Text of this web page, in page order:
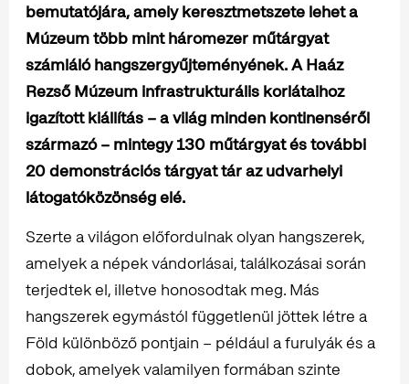
bemutatójára, amely keresztmetszete lehet a
Múzeum több mint háromezer műtárgyat
számláló hangszergyűjteményének. A Haáz
Rezső Múzeum infrastrukturális korlátaihoz
igazított kiállítás – a világ minden kontinenséről
származó – mintegy 130 műtárgyat és további
20 demonstrációs tárgyat tár az udvarhelyi
látogatóközönség elé.
Szerte a világon előfordulnak olyan hangszerek,
amelyek a népek vándorlásai, találkozásai során
terjedtek el, illetve honosodtak meg. Más
hangszerek egymástól függetlenül jöttek létre a
Föld különböző pontjain – például a furulyák és a
dobok, amelyek valamilyen formában szinte